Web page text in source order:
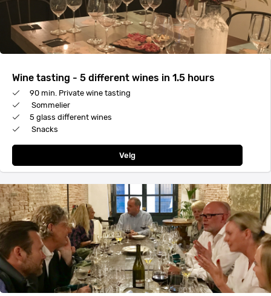
Wine tasting - 5 different wines in 1.5 hours
90 min. Private wine tasting
Sommelier
5 glass different wines
Snacks
Velg